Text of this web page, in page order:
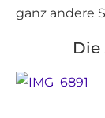
ganz andere
Die